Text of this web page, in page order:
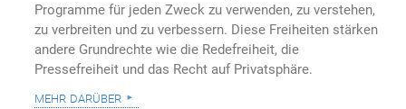
Programme für jeden Zweck zu verwenden, zu verstehen,
zu verbreiten und zu verbessern. Diese Freiheiten stärken
andere Grundrechte wie die Redefreiheit, die
Pressefreiheit und das Recht auf Privatsphäre.
mehr darüber